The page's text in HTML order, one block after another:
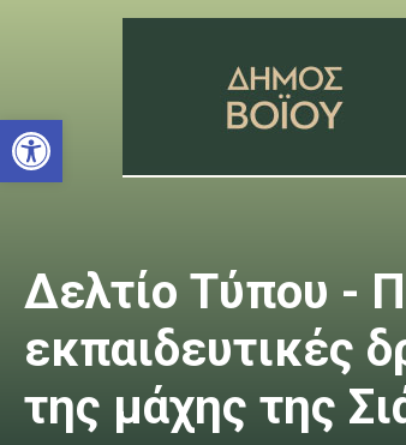
Ανοίξτε τη γραμμή
Δελτίο Τύπου -
εκπαιδευτικές
της μάχης της